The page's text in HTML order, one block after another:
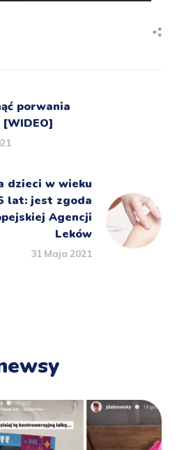
porwania
dzieci w wieku
lat: jest zgoda
Agencji
Leków
31 Maja 2021